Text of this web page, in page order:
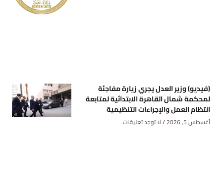
(فيديو) وزير العدل يجري زيارة مفاجئة
لمحكمة شمال القاهرة الابتدائية لمتابعة
انتظام العمل والإجراءات التنظيمية
أغسطس 5, 2026 لا توجد تعليقات